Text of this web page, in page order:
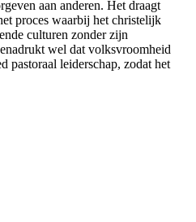
aan anderen. Het draagt
proces waarbij het christelijk
culturen zonder zijn
wel dat volksvroomheid
pastoraal leiderschap, zodat het